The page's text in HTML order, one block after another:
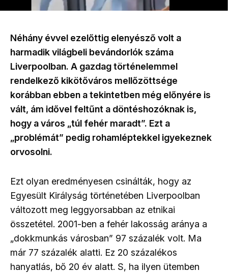
Néhány évvel ezelőttig elenyésző volt a
harmadik világbeli bevándorlók száma
Liverpoolban. A gazdag történelemmel
rendelkező kikötőváros mellőzöttsége
korábban ebben a tekintetben még előnyére is
vált, ám idővel feltűnt a döntéshozóknak is,
hogy a város „túl fehér maradt”. Ezt a
„problémát” pedig rohamléptekkel igyekeznek
orvosolni.
Ezt olyan eredményesen csinálták, hogy az
Egyesült Királyság történetében Liverpoolban
változott meg leggyorsabban az etnikai
összetétel. 2001-ben a fehér lakosság aránya a
„dokkmunkás városban” 97 százalék volt. Ma
már 77 százalék alatti. Ez 20 százalékos
hanyatlás, bő 20 év alatt. S, ha ilyen ütemben